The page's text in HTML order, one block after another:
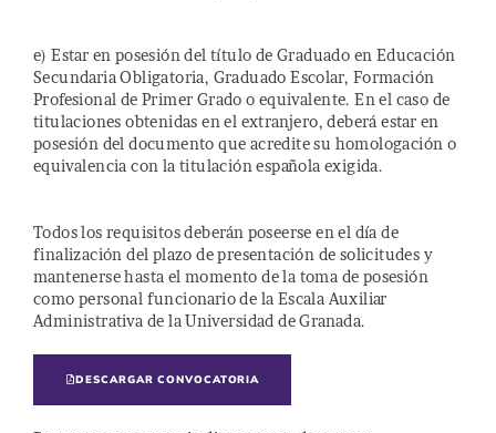
e) Estar en posesión del título de Graduado en Educación
Secundaria Obligatoria, Graduado Escolar, Formación
Profesional de Primer Grado o equivalente. En el caso de
titulaciones obtenidas en el extranjero, deberá estar en
posesión del documento que acredite su homologación o
equivalencia con la titulación española exigida.
Todos los requisitos deberán poseerse en el día de
finalización del plazo de presentación de solicitudes y
mantenerse hasta el momento de la toma de posesión
como personal funcionario de la Escala Auxiliar
Administrativa de la Universidad de Granada.
DESCARGAR CONVOCATORIA